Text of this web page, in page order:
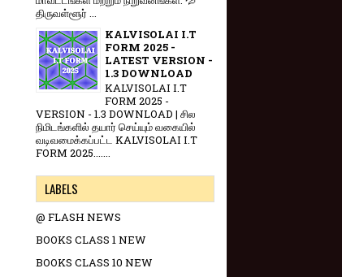
திருவள்ளூர் ...
KALVISOLAI I.T
FORM 2025 -
LATEST VERSION -
1.3 DOWNLOAD
KALVISOLAI I.T
FORM 2025 -
VERSION - 1.3 DOWNLOAD | சில
நிமிடங்களில் தயார் செய்யும் வகையில்
வடிவமைக்கப்பட்ட KALVISOLAI I.T
FORM 2025.......
LABELS
@ FLASH NEWS
BOOKS CLASS 1 NEW
BOOKS CLASS 10 NEW